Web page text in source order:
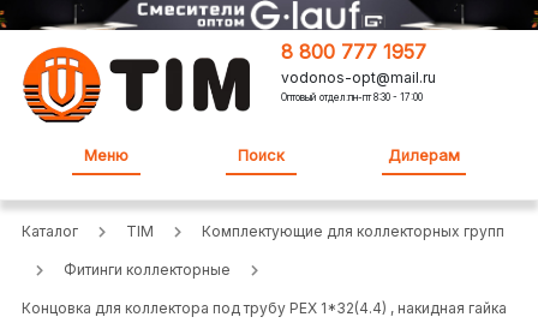
8 800 777 1957
vodonos-opt@mail.ru
Оптовый отдел:пн-пт 8:30 - 17:00
Меню Поиск Дилерам
Каталог TIM Комплектующие для коллекторных групп
Фитинги коллекторные
Концовка для коллектора под трубу PEX 1*32(4.4) , накидная гайка